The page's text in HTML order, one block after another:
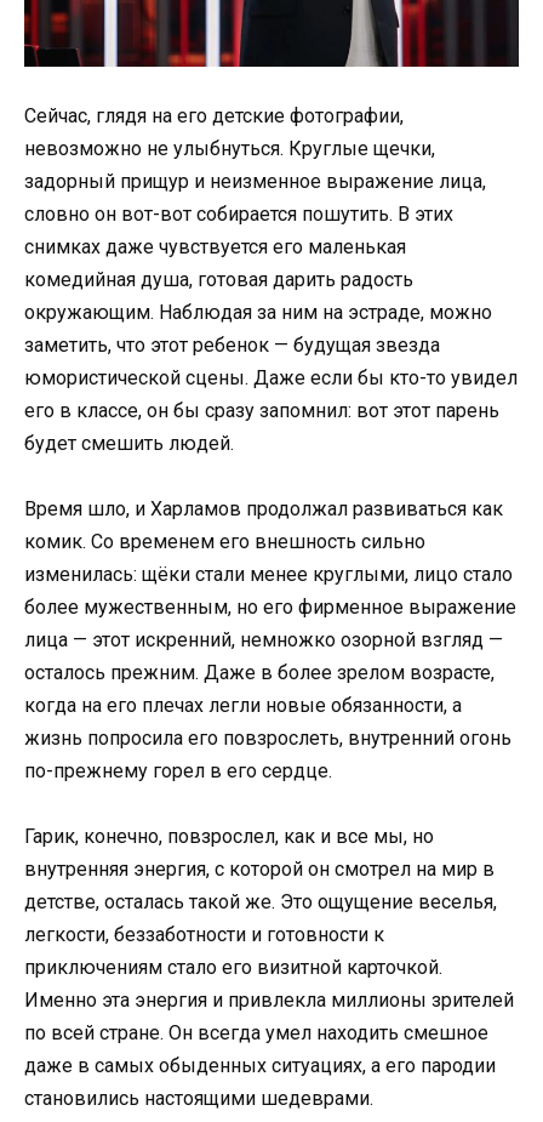
Сейчас, глядя на его детские фотографии,
невозможно не улыбнуться. Круглые щечки,
задорный прищур и неизменное выражение лица,
словно он вот-вот собирается пошутить. В этих
снимках даже чувствуется его маленькая
комедийная душа, готовая дарить радость
окружающим. Наблюдая за ним на эстраде, можно
заметить, что этот ребенок — будущая звезда
юмористической сцены. Даже если бы кто-то увидел
его в классе, он бы сразу запомнил: вот этот парень
будет смешить людей.
Время шло, и Харламов продолжал развиваться как
комик. Со временем его внешность сильно
изменилась: щёки стали менее круглыми, лицо стало
более мужественным, но его фирменное выражение
лица — этот искренний, немножко озорной взгляд —
осталось прежним. Даже в более зрелом возрасте,
когда на его плечах легли новые обязанности, а
жизнь попросила его повзрослеть, внутренний огонь
по-прежнему горел в его сердце.
Гарик, конечно, повзрослел, как и все мы, но
внутренняя энергия, с которой он смотрел на мир в
детстве, осталась такой же. Это ощущение веселья,
легкости, беззаботности и готовности к
приключениям стало его визитной карточкой.
Именно эта энергия и привлекла миллионы зрителей
по всей стране. Он всегда умел находить смешное
даже в самых обыденных ситуациях, а его пародии
становились настоящими шедеврами.